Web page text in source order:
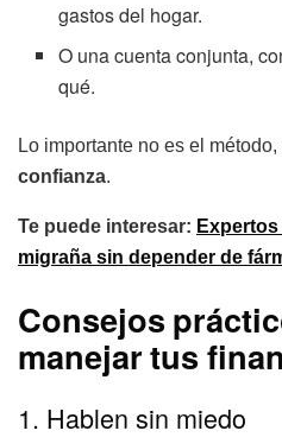
gastos del hogar.
O una cuenta conjunta,
qué.
Lo importante no es el
confianza.
Te puede interesar:
migraña sin depender de
Consejos
manejar tus
1. Hablen sin miedo